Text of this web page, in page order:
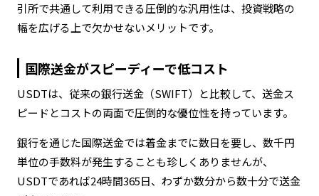
引所で共通して利用できる圧倒的な汎用性は、投資戦略の
幅を広げる上で欠かせないメリットです。
国際送金がスピーディーで低コスト
USDTは、従来の銀行送金（SWIFT）と比較して、送金ス
ピードとコストの両面で圧倒的な優位性を持っています。
銀行を通じた国際送金では着金までに数日を要し、数千円
単位の手数料が発生することも珍しくありませんが、
USDTであれば24時間365日、わずか数分から数十分で送金